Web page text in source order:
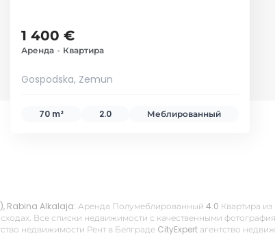
1 400 €
Аренда • Квартира
Gospodska, Zemun
70 m² 2.0 Меблированный
Rabina Alkalaja: Аренда Полумеблированный 4.0 Квартира из
Все списки недвижимости с качественными
недвижимости Рент в Белграде CityExpert агентство